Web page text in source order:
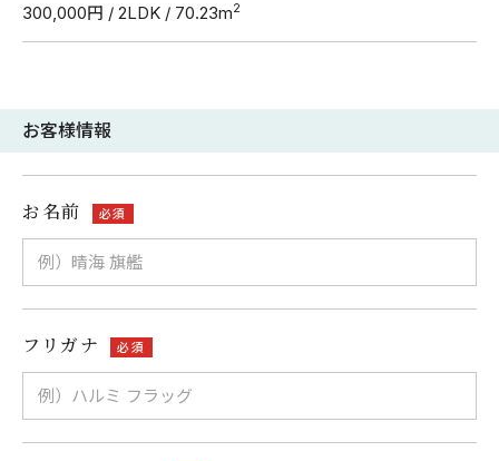
300,000円 / 2LDK / 70.23m2
お客様情報
お名前 必須
フリガナ 必須